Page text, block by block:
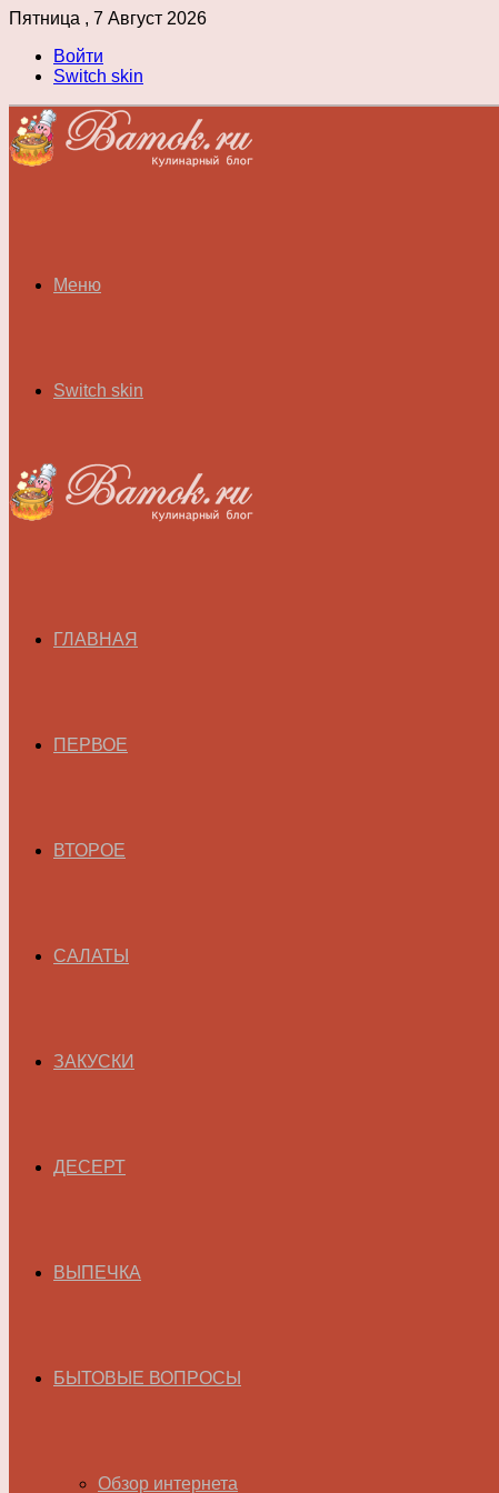
Пятница , 7 Август 2026
Войти
Switch skin
Меню
Switch skin
ГЛАВНАЯ
ПЕРВОЕ
ВТОРОЕ
САЛАТЫ
ЗАКУСКИ
ДЕСЕРТ
ВЫПЕЧКА
БЫТОВЫЕ ВОПРОСЫ
Обзор интернета